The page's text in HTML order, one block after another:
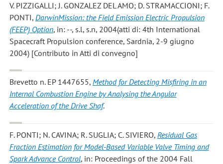
V. PIZZIGALLI; J. GONZALEZ DEL AMO; D. STRAMACCIONI; F.
PONTI, DarwinMission: the Field Emission Electric Propulsion
(FEEP) Option, in: --, s.l, s.n, 2004(atti di: 4th International
Spacecraft Propulsion conference, Sardnia, 2-9 giugno
2004) [Contributo in Atti di convegno]
Brevetto n. EP 1447655, Method for Detecting Misfiring in an
Internal Combustion Engine by Analysing the Angular
Acceleration of the Drive Shaf.
F. PONTI; N. CAVINA; R. SUGLIA; C. SIVIERO, Residual Gas
Fraction Estimation for Model-Based Variable Valve Timing and
Spark Advance Control, in: Proceedings of the 2004 Fall